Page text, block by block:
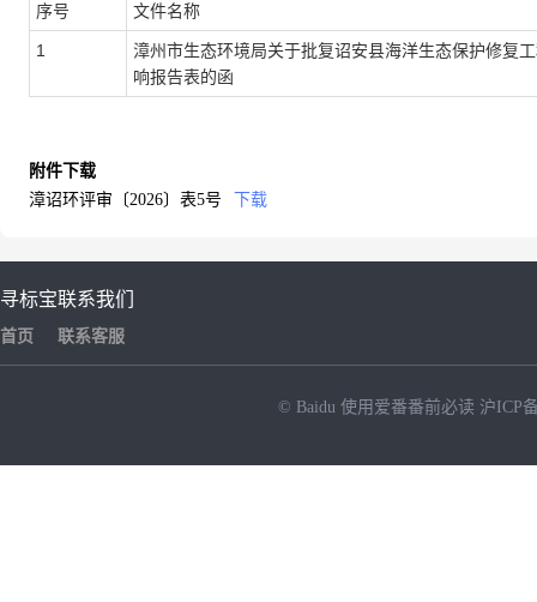
序号 文件名称
1
漳州市生态环境局关于批复诏安县海洋生态保护修复
响报告表的函
附件下载
漳诏环评审〔2026〕表5号
下载
寻标宝
首页
联系我们
联系客服
© Baidu 使用爱番番前必读 沪ICP